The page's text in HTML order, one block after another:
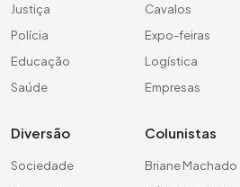
Justiça
Polícia
Educação
Saúde
Cavalos
Expo-feiras
Logística
Empresas
Diversão
Sociedade
Colunistas
Briane Machado